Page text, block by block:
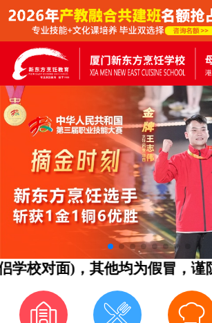
对面)，其他均为假冒，谨防受